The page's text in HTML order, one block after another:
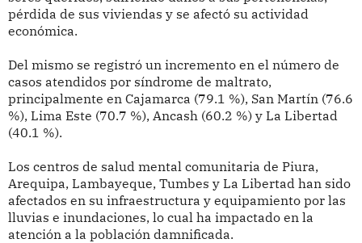
pérdida de sus viviendas y se afectó su actividad
económica.
Del mismo se registró un incremento en el número de
casos atendidos por síndrome de maltrato,
principalmente en Cajamarca (79.1 %), San Martín (76.6
%), Lima Este (70.7 %), Ancash (60.2 %) y La Libertad
(40.1 %).
Los centros de salud mental comunitaria de Piura,
Arequipa, Lambayeque, Tumbes y La Libertad han sido
afectados en su infraestructura y equipamiento por las
lluvias e inundaciones, lo cual ha impactado en la
atención a la población damnificada.